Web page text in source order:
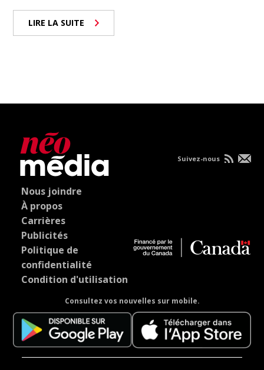
LIRE LA SUITE
Nous joindre
À propos
Carrières
Publicités
Politique de
confidentialité
Condition d'utilisation
Consultez vos nouvelles sur mobile.
Suivez-nous